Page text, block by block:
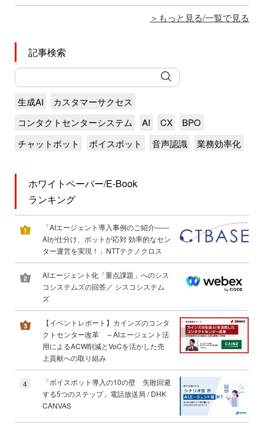
もっと見る/一覧で見る
記事検索
生成AI
カスタマーサクセス
コンタクトセンターシステム
AI CX
BPO
チャットボット
ボイスボット 音声認識 業務効率化
ホワイトペーパー/E-Book
ランキング
「AIエージェント導入事例のご紹介――
AIが仕分け、ボットが応対 効率的なセン
ター運営を実現！」NTTテクノクロス
AIエージェント化「重点課題」へのシス
コシステムズの回答／ シスコシステム
ズ
【イベントレポート】カインズのコンタ
クトセンター改革 ～AIエージェント活
用によるACW削減とVoCを活かした売
上貢献への取り組み
4
「ボイスボット導入の10の壁 失敗回避
する5つのステップ」電話放送局 / DHK
CANVAS